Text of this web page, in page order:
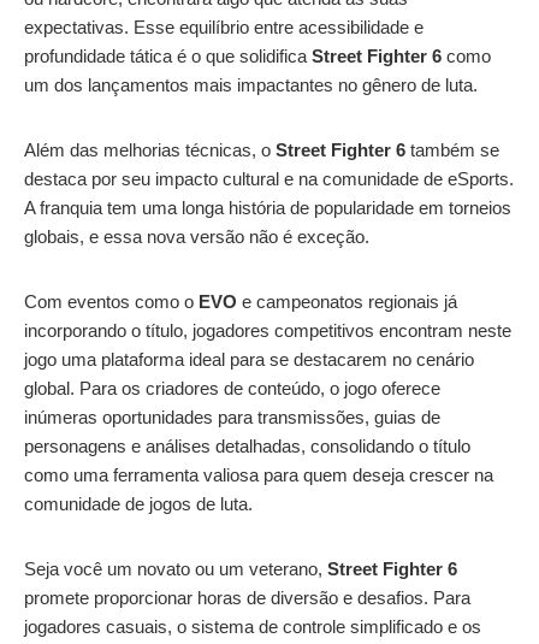
expectativas. Esse equilíbrio entre acessibilidade e
profundidade tática é o que solidifica Street Fighter 6 como
um dos lançamentos mais impactantes no gênero de luta.
Além das melhorias técnicas, o Street Fighter 6 também se
destaca por seu impacto cultural e na comunidade de eSports.
A franquia tem uma longa história de popularidade em torneios
globais, e essa nova versão não é exceção.
Com eventos como o EVO e campeonatos regionais já
incorporando o título, jogadores competitivos encontram neste
jogo uma plataforma ideal para se destacarem no cenário
global. Para os criadores de conteúdo, o jogo oferece
inúmeras oportunidades para transmissões, guias de
personagens e análises detalhadas, consolidando o título
como uma ferramenta valiosa para quem deseja crescer na
comunidade de jogos de luta.
Seja você um novato ou um veterano, Street Fighter 6
promete proporcionar horas de diversão e desafios. Para
jogadores casuais, o sistema de controle simplificado e os